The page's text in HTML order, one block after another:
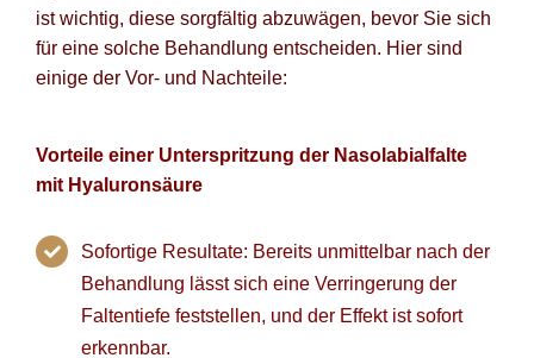
ist wichtig, diese sorgfältig abzuwägen, bevor Sie sich
für eine solche Behandlung entscheiden. Hier sind
einige der Vor- und Nachteile:
Vorteile einer Unterspritzung der Nasolabialfalte
mit Hyaluronsäure
Sofortige Resultate: Bereits unmittelbar nach der
Behandlung lässt sich eine Verringerung der
Faltentiefe feststellen, und der Effekt ist sofort
erkennbar.